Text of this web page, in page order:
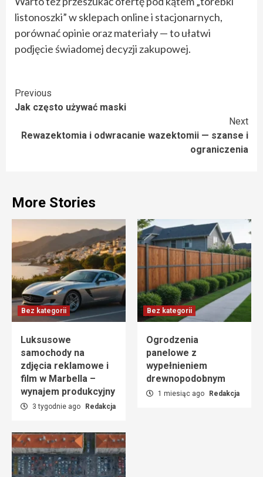
listonoszki” w sklepach online i stacjonarnych,
porównać opinie oraz materiały — to ułatwi
podjęcie świadomej decyzji zakupowej.
Continue
Reading
Previous
Jak często używać maski
Next
Rewazektomia i odwracanie wazektomii — szanse i
ograniczenia
More Stories
Bez kategorii
Luksusowe
samochody na
zdjęcia reklamowe i
film w Marbella –
wynajem produkcyjny
3 tygodnie ago Redakcja
Bez kategorii
Ogrodzenia
panelowe z
wypełnieniem
drewnopodobnym
1 miesiąc ago Redakcja